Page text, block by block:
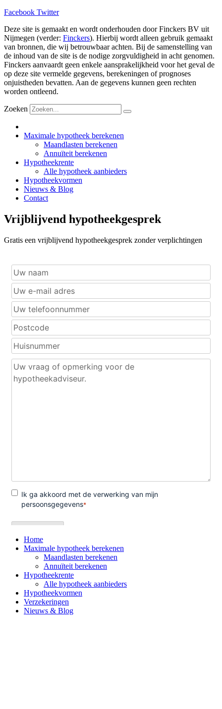
Facebook Twitter
Deze site is gemaakt en wordt onderhouden door Finckers BV uit
Nijmegen (verder: Finckers). Hierbij wordt alleen gebruik gemaakt
van bronnen, die wij betrouwbaar achten. Bij de samenstelling van
de inhoud van de site is de nodige zorgvuldigheid in acht genomen.
Finckers aanvaardt geen enkele aansprakelijkheid voor het geval de
op deze site vermelde gegevens, berekeningen of prognoses
onjuistheden bevatten. Aan de gegevens kunnen geen rechten
worden ontleend.
Zoeken
Maximale hypotheek berekenen
Maandlasten berekenen
Annuïteit berekenen
Hypotheekrente
Alle hypotheek aanbieders
Hypotheekvormen
Nieuws & Blog
Contact
Vrijblijvend hypotheekgesprek
Gratis een vrijblijvend hypotheekgesprek zonder verplichtingen
Home
Maximale hypotheek berekenen
Maandlasten berekenen
Annuïteit berekenen
Hypotheekrente
Alle hypotheek aanbieders
Hypotheekvormen
Verzekeringen
Nieuws & Blog